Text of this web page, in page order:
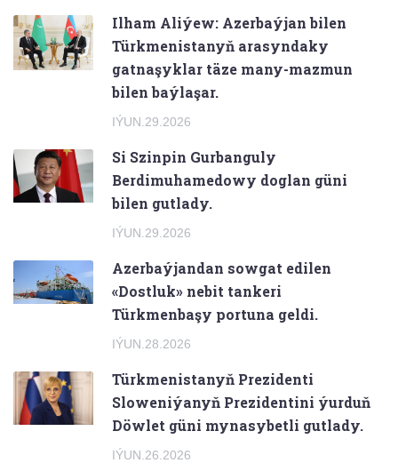
Ilham Aliýew: Azerbaýjan bilen
Türkmenistanyň arasyndaky
gatnaşyklar täze many-mazmun
bilen baýlaşar.
IÝUN.29.2026
Si Szinpin Gurbanguly
Berdimuhamedowy doglan güni
bilen gutlady.
IÝUN.29.2026
Azerbaýjandan sowgat edilen
«Dostluk» nebit tankeri
Türkmenbaşy portuna geldi.
IÝUN.28.2026
Türkmenistanyň Prezidenti
Sloweniýanyň Prezidentini ýurduň
Döwlet güni mynasybetli gutlady.
IÝUN.26.2026